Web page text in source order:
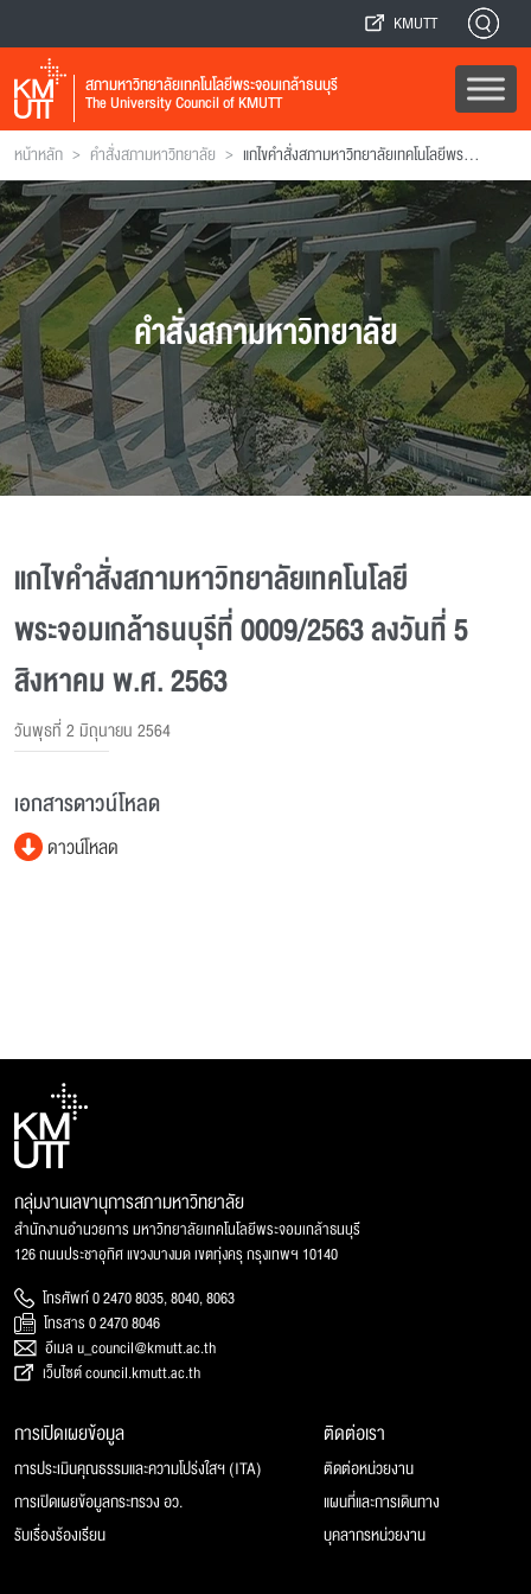
KMUTT
สภามหาวิทยาลัยเทคโนโลยีพระจอมเกล้าธนบุรี
The University Council of KMUTT
หน้าหลัก > คำสั่งสภามหาวิทยาลัย > แกไขคําสั่งสภามหาวิทยาลัยเทคโนโลยีพระจอมเกล้าธนบุรีที่ 0009/2563 ลงวันที่ 5 สิงหาคม พ.ศ. 2563
คำสั่งสภามหาวิทยาลัย
แกไขคําสั่งสภามหาวิทยาลัยเทคโนโลยี
พระจอมเกล้าธนบุรีที่ 0009/2563 ลงวันที่ 5
สิงหาคม พ.ศ. 2563
วันพุธที่ 2 มิถุนายน 2564
เอกสารดาวน์โหลด
ดาวน์โหลด
กลุ่มงานเลขานุการสภามหาวิทยาลัย
สำนักงานอำนวยการ มหาวิทยาลัยเทคโนโลยีพระจอมเกล้าธนบุรี
126 ถนนประชาอุทิศ แขวงบางมด เขตทุ่งครุ กรุงเทพฯ 10140
โทรศัพท์ 0 2470 8035, 8040, 8063
โทรสาร 0 2470 8046
อีเมล u_council@kmutt.ac.th
เว็บไซต์ council.kmutt.ac.th
การเปิดเผยข้อมูล
การประเมินคุณธรรมและความโปร่งใสฯ (ITA)
การเปิดเผยข้อมูลกระทรวง อว.
รับเรื่องร้องเรียน
ติดต่อเรา
ติดต่อหน่วยงาน
แผนที่และการเดินทาง
บุคลากรหน่วยงาน